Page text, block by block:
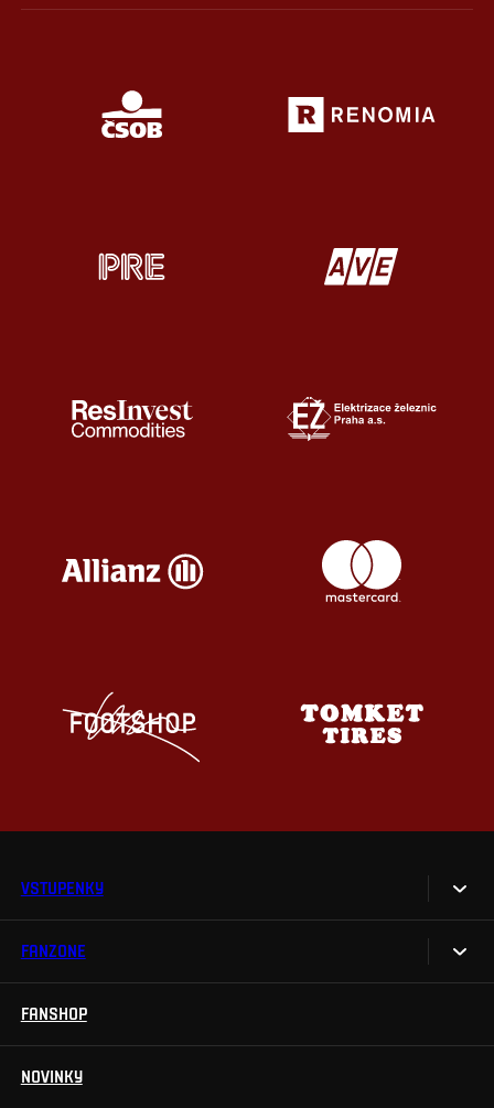
VSTUPENKY
Vstupenky
Handicapovaní fanoušci
FANZONE
Sparta UNLIMITED.
FANSHOP
NOVINKY